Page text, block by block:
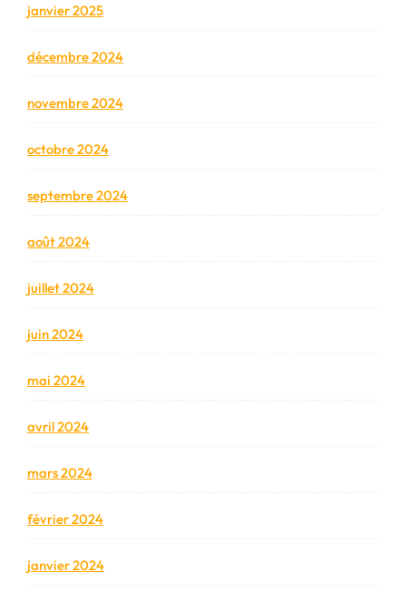
janvier 2025
décembre 2024
novembre 2024
octobre 2024
septembre 2024
août 2024
juillet 2024
juin 2024
mai 2024
avril 2024
mars 2024
février 2024
janvier 2024